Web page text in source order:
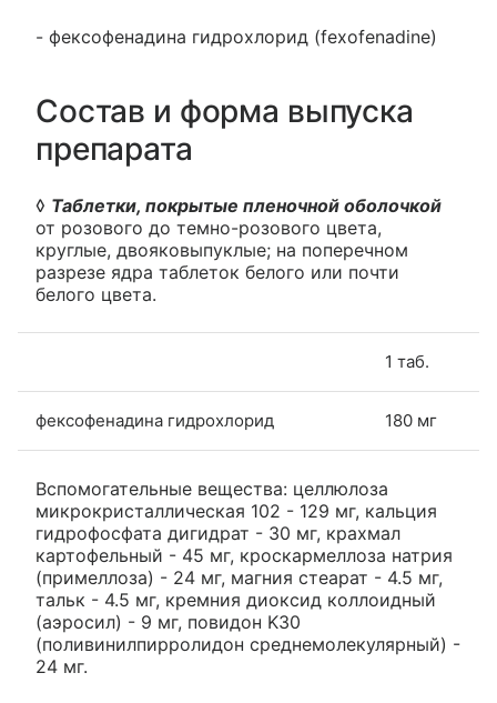
- фексофенадина гидрохлорид (fexofenadine)
Состав и форма выпуска
препарата
◊ Таблетки, покрытые пленочной оболочкой
от розового до темно-розового цвета,
круглые, двояковыпуклые; на поперечном
разрезе ядра таблеток белого или почти
белого цвета.
1 таб.
фексофенадина гидрохлорид 180 мг
Вспомогательные вещества: целлюлоза
микрокристаллическая 102 - 129 мг, кальция
гидрофосфата дигидрат - 30 мг, крахмал
картофельный - 45 мг, кроскармеллоза натрия
(примеллоза) - 24 мг, магния стеарат - 4.5 мг,
тальк - 4.5 мг, кремния диоксид коллоидный
(аэросил) - 9 мг, повидон K30
(поливинилпирролидон среднемолекулярный) -
24 мг.